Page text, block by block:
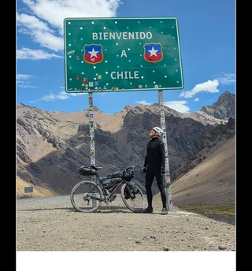
kolarze jeżdżą tutaj po autostradzie.
A więc tak samo jak w Argentynie. I
rzeczywiście, po kilku kilometrach,
mijam na głównej drodze parę
kolarzy. Jest